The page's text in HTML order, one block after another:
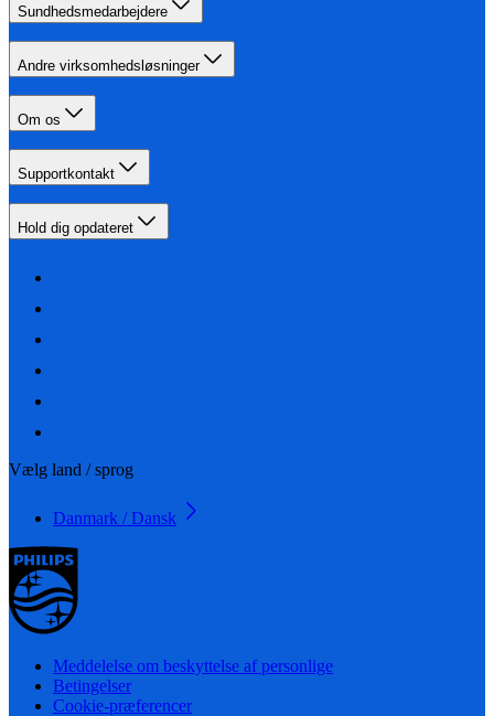
Sundhedsmedarbejdere
Andre virksomhedsløsninger
Om os
Supportkontakt
Hold dig opdateret
Vælg land / sprog
Danmark / Dansk
Meddelelse om beskyttelse af personlige
Betingelser
Cookie-præferencer